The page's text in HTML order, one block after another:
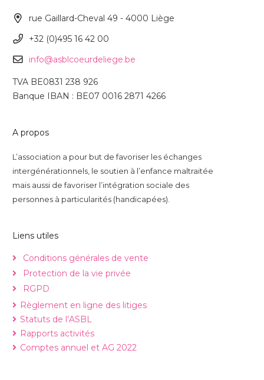
rue Gaillard-Cheval 49 - 4000 Liège
+32 (0)495 16 42 00
info@asblcoeurdeliege.be
TVA BE0831 238 926
Banque IBAN : BE07 0016 2871 4266
A propos
L’association a pour but de favoriser les échanges
intergénérationnels, le soutien à l’enfance maltraitée
mais aussi de favoriser l’intégration sociale des
personnes à particularités (handicapées).
Liens utiles
Conditions générales de vente
Protection de la vie privée
RGPD
Règlement en ligne des litiges
Statuts de l’ASBL
Rapports activités
Comptes annuel et AG 2022